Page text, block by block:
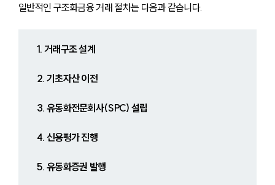
일반적인 구조화금융 거래 절차는 다음과 같습니다.
1. 거래구조 설계
2. 기초자산 이전
3. 유동화전문회사(SPC) 설립
4. 신용평가 진행
5. 유동화증권 발행